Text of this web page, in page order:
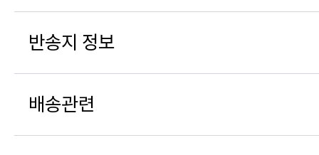
반송지 정보
배송관련